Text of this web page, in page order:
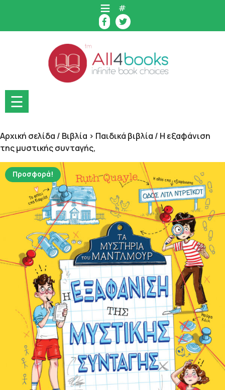
content
#
☰
Αρχική σελίδα / Βιβλία > Παιδικά βιβλία / Η εξαφάνιση
της μυστικής συνταγής,
Προσφορά!